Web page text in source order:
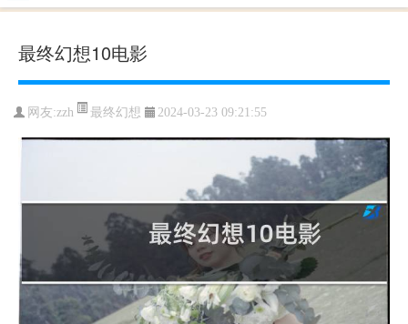
最终幻想10电影
网友:zzh 最终幻想 2024-03-23 09:21:55